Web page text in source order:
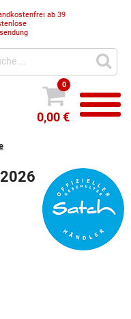
ab 39
0
0,00 €